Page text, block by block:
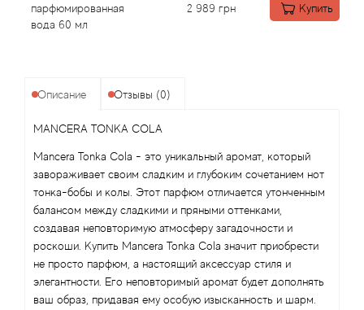
парфюмированная
вода 60 мл
2 989 грн Купить
Описание Отзывы (0)
MANCERA TONKA COLA
Mancera Tonka Cola - это уникальный аромат, который
завораживает своим сладким и глубоким сочетанием нот
тонка-бобы и колы. Этот парфюм отличается утонченным
балансом между сладкими и пряными оттенками,
создавая неповторимую атмосферу загадочности и
роскоши. Купить Mancera Tonka Cola значит приобрести
не просто парфюм, а настоящий аксессуар стиля и
элегантности. Его неповторимый аромат будет дополнять
ваш образ, придавая ему особую изысканность и шарм.
Alfred Dunhill
Alyssa Ashley
American Crew
Amouage
Amouroud
Andre L'Arom
Angel Schlesser